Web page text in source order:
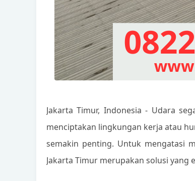
Jakarta Timur, Indonesia - Udara
menciptakan lingkungan kerja atau
semakin penting. Untuk mengatasi
Jakarta Timur merupakan solusi yang